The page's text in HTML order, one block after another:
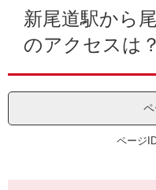
新尾道駅から
のアクセスは？
ページ